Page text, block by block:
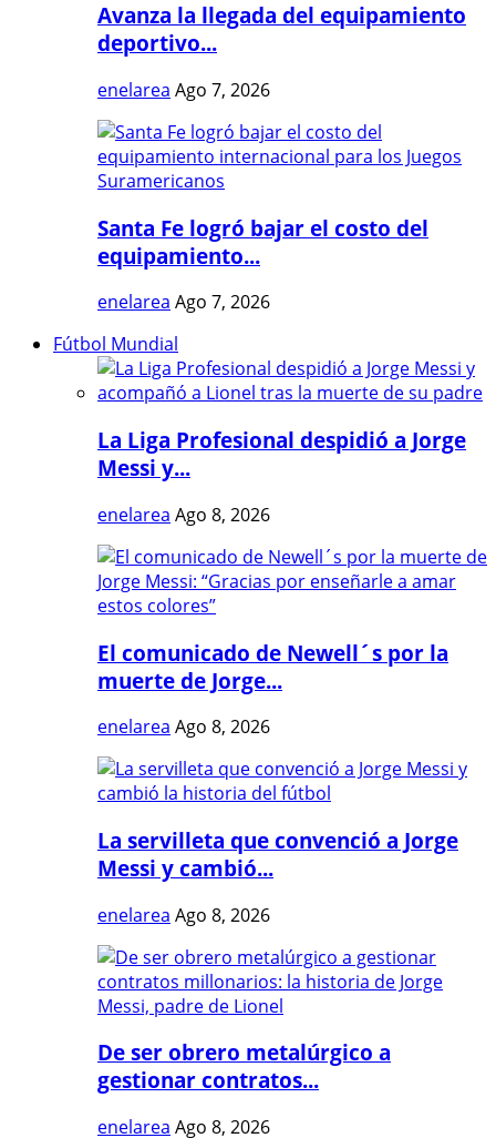
Avanza la llegada del equipamiento
deportivo...
enelarea Ago 7, 2026
Santa Fe logró bajar el costo del
equipamiento...
enelarea Ago 7, 2026
Fútbol Mundial
La Liga Profesional despidió a Jorge
Messi y...
enelarea Ago 8, 2026
El comunicado de Newell´s por la
muerte de Jorge...
enelarea Ago 8, 2026
La servilleta que convenció a Jorge
Messi y cambió...
enelarea Ago 8, 2026
De ser obrero metalúrgico a
gestionar contratos...
enelarea Ago 8, 2026